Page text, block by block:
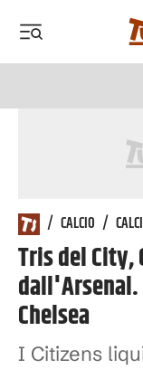
/ CALCIO /
Tris del City,
Chelsea
I Citizens